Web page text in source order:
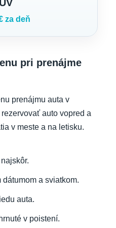
za deň
pri prenájme
prenájmu auta v
auto vopred a
v meste a na letisku.
a sviatkom.
auta.
v poistení.